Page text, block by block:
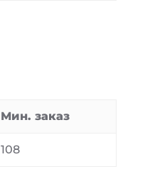
Мин. заказ
108